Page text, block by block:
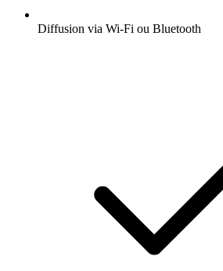
Diffusion via Wi-Fi ou Bluetooth